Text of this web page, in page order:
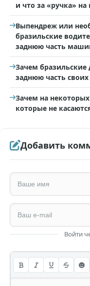
и что за «ручка» на
Выпендреж или
бразильские
заднюю часть
Зачем
заднюю часть
Зачем на некоторых
которые не
Добавить
Войти